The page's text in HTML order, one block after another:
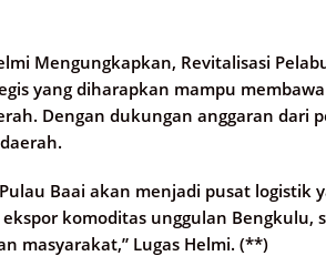
Mengungkapkan, Revitalisasi
yang diharapkan mampu
Dengan dukungan anggaran dari
Baai akan menjadi pusat logistik
komoditas unggulan Bengkulu,
masyarakat,” Lugas Helmi. (**)